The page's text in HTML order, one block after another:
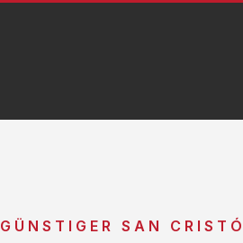
GÜNSTIGER SAN